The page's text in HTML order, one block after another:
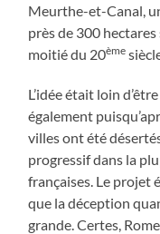
Meurthe-et-Canal,
près de 300
moitié du 20ème
L’idée était loin
également
villes ont été
progressif dans la
françaises. Le
que la déception
grande. Certes,